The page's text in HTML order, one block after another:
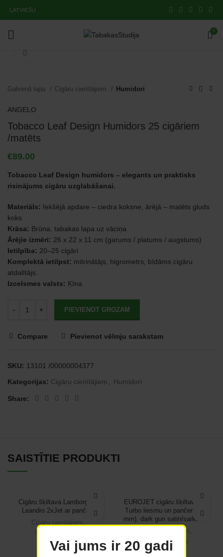
LATVIEŠU
0
Galvenā lapa Cigāru cienītājiem Humidori
ANGELO
Tobacco Leaf Design Humidors 25 cigāriem
/matēts
€89.00
Tobacco Leaf Design humidors – elegants un praktisks
risinājums cigāru uzglabāšanai.
Materiāls: Iekšējā apdare – ciedra koksne, ārējā – matēts gluds
koks
Krāsa: Brūna, tabakas lapa uz vāciņa
Ārējie izmēri: 26 x 22 x 11 cm (garums / platums / augstums)
Ietilpība: 20–25 cigāri
Komplektā ietilpst: mitrinātājs, higrometrs, bīdāms cigāru
atdalītājs.
Izcelsmes valsts: Ķīna
PIEVIENOT GROZAM
Compare Pievienot vēlmju sarakstam
SKU: 13101 /00000004377
Kategorijas: Cigāru cienītājiem Humidori
Share:
SAISTĪTIE PRODUKTI
Cigāru šķiltava Lamborghini
Leandro 2xJet ar pančeru
,
€89.00
EUROJET cigāru šķiltava ar
Turbo liesmu un pančeri (10
mm), dark gun satin/sarkana
,
Cigāru šķiltavas
€22.50
Vai jums ir 20 gadi